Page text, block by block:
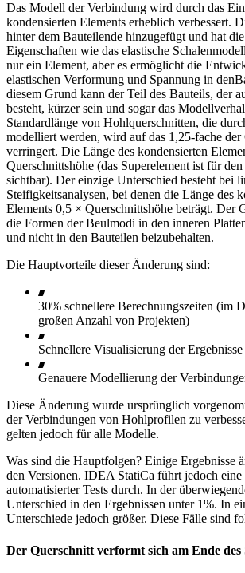
Das Modell der Verbindung wird durch das
kondensierten Elements erheblich verbessert.
hinter dem Bauteilende hinzugefügt und hat
Eigenschaften wie das elastische
nur ein Element, aber es ermöglicht die
elastischen Verformung und Spannung in
diesem Grund kann der Teil des Bauteils, der
besteht, kürzer sein und sogar das
Standardlänge von Hohlquerschnitten, die
modelliert werden, wird auf das 1,25-fache der
verringert. Die Länge des kondensierten
Querschnittshöhe (das Superelement ist für
sichtbar). Der einzige Unterschied besteht bei
Steifigkeitsanalysen, bei denen die Länge des
Elements 0,5 × Querschnittshöhe beträgt. Der
die Formen der Beulmodi in den inneren
und nicht in den Bauteilen beizubehalten.
Die Hauptvorteile dieser Änderung sind:
30% schnellere Berechnungszeiten (im
großen Anzahl von Projekten)
Schnellere Visualisierung der Ergebnisse
Genauere Modellierung der
Diese Änderung wurde ursprünglich
der Verbindungen von Hohlprofilen zu
gelten jedoch für alle Modelle.
Was sind die Hauptfolgen? Einige Ergebnisse
den Versionen. IDEA StatiCa führt jedoch
automatisierter Tests durch. In der
Unterschied in den Ergebnissen unter 1%. In
Unterschiede jedoch größer. Diese Fälle sind
Der Querschnitt verformt sich am Ende des